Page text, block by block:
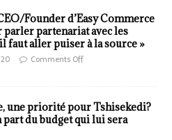
Founder d’Easy Commerce
parler partenariat avec les
faut aller puiser à la source »
Comments Off
une priorité pour Tshisekedi?
part du budget qui lui sera